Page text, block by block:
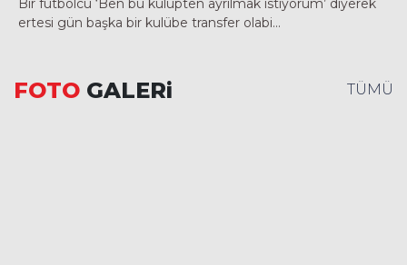
Bir futbolcu ‘Ben bu kulüpten ayrılmak istiyorum’ diyerek
ertesi gün başka bir kulübe transfer olabi...
FOTO GALERi TÜMÜ